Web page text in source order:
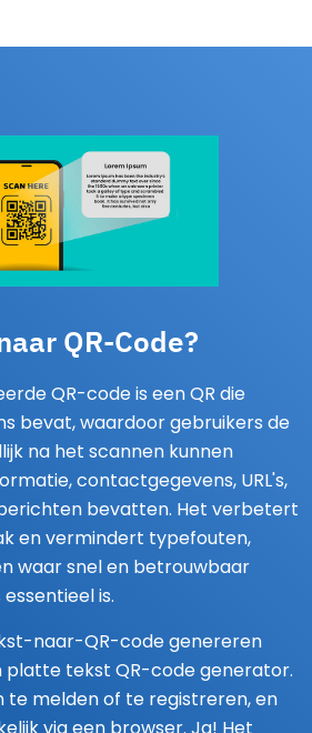
QR-Code?
QR-code is een QR die
bevat, waardoor gebruikers de
na het scannen kunnen
contactgegevens, URL's,
bevatten. Het verbetert
en vermindert typefouten,
waar snel en betrouwbaar
is.
naar-QR-code genereren
platte tekst QR-code generator.
te melden of te registreren, en